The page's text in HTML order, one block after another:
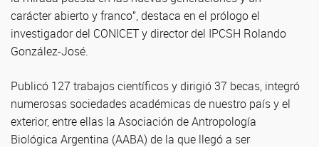
carácter abierto y franco”, destaca en el prólogo el
investigador del CONICET y director del IPCSH Rolando
González-José.
Publicó 127 trabajos científicos y dirigió 37 becas, integró
numerosas sociedades académicas de nuestro país y el
exterior, entre ellas la Asociación de Antropología
Biológica Argentina (AABA) de la que llegó a ser